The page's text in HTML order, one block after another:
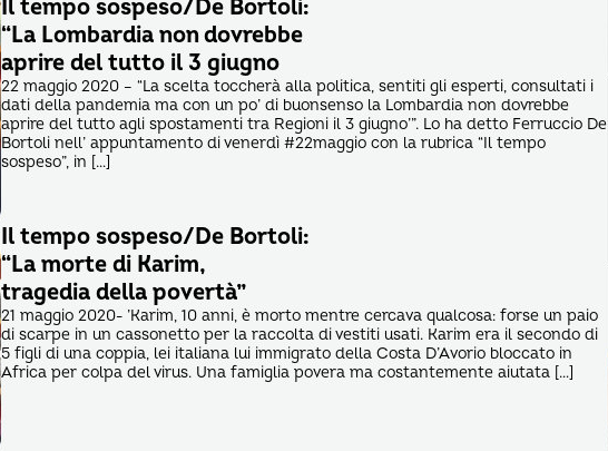
Il tempo sospeso/De Bortoli:
“La Lombardia non dovrebbe
aprire del tutto il 3 giugno
22 maggio 2020 – “La scelta toccherà alla politica, sentiti gli esperti, consultati i
dati della pandemia ma con un po’ di buonsenso la Lombardia non dovrebbe
aprire del tutto agli spostamenti tra Regioni il 3 giugno’”. Lo ha detto Ferruccio De
Bortoli nell’ appuntamento di venerdì #22maggio con la rubrica “Il tempo
sospeso”, in […]
Il tempo sospeso/De Bortoli:
“La morte di Karim,
tragedia della povertà”
21 maggio 2020- ’Karim, 10 anni, è morto mentre cercava qualcosa: forse un paio
di scarpe in un cassonetto per la raccolta di vestiti usati. Karim era il secondo di
5 figli di una coppia, lei italiana lui immigrato della Costa D’Avorio bloccato in
Africa per colpa del virus. Una famiglia povera ma costantemente aiutata […]